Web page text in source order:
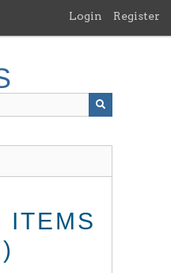
Login Register
ITEMS